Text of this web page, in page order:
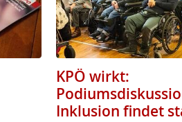
KPÖ wirkt:
Inklusion findet